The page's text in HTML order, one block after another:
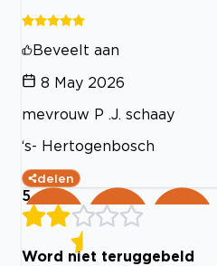
Beveelt aan
8 May 2026
mevrouw P .J. schaay
‘s- Hertogenbosch
delen
5
Word niet teruggebeld